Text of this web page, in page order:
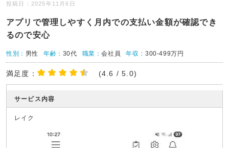
投稿日：2025年11月6日
アプリで管理しやすく月内での支払い金額が確認でき
るので安心
性別： 男性 年齢： 30代 職業：会社員 年収：300-499万円
満足度： (4.6 / 5.0)
サービス内容
レイク